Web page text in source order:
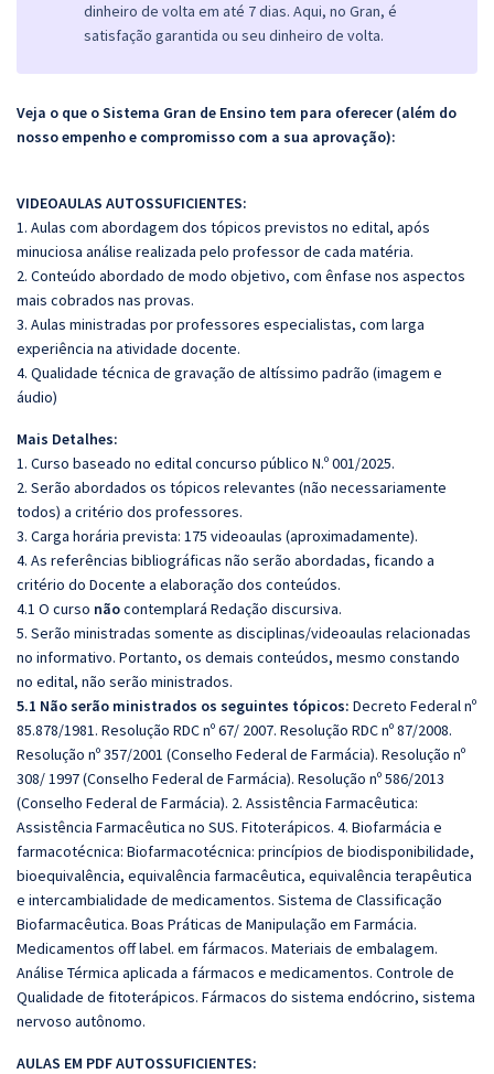
dinheiro de volta em até 7 dias. Aqui, no Gran, é
satisfação garantida ou seu dinheiro de volta.
Veja o que o Sistema Gran de Ensino tem para oferecer (além do
nosso empenho e compromisso com a sua aprovação):
VIDEOAULAS AUTOSSUFICIENTES:
1. Aulas com abordagem dos tópicos previstos no edital, após
minuciosa análise realizada pelo professor de cada matéria.
2. Conteúdo abordado de modo objetivo, com ênfase nos aspectos
mais cobrados nas provas.
3. Aulas ministradas por professores especialistas, com larga
experiência na atividade docente.
4. Qualidade técnica de gravação de altíssimo padrão (imagem e
áudio)
Mais Detalhes:
1. Curso baseado no edital concurso público N.º 001/2025.
2. Serão abordados os tópicos relevantes (não necessariamente
todos) a critério dos professores.
3. Carga horária prevista: 175 videoaulas (aproximadamente).
4. As referências bibliográficas não serão abordadas, ficando a
critério do Docente a elaboração dos conteúdos.
4.1 O curso nãocontemplará Redação discursiva.
5. Serão ministradas somente as disciplinas/videoaulas relacionadas
no informativo. Portanto, os demais conteúdos, mesmo constando
no edital, não serão ministrados.
5.1 Não serão ministrados os seguintes tópicos: Decreto Federal nº
85.878/1981. Resolução RDC nº 67/ 2007. Resolução RDC nº 87/2008.
Resolução nº 357/2001 (Conselho Federal de Farmácia). Resolução nº
308/ 1997 (Conselho Federal de Farmácia). Resolução nº 586/2013
(Conselho Federal de Farmácia). 2. Assistência Farmacêutica:
Assistência Farmacêutica no SUS. Fitoterápicos. 4. Biofarmácia e
farmacotécnica: Biofarmacotécnica: princípios de biodisponibilidade,
bioequivalência, equivalência farmacêutica, equivalência terapêutica
e intercambialidade de medicamentos. Sistema de Classificação
Biofarmacêutica. Boas Práticas de Manipulação em Farmácia.
Medicamentos off label. em fármacos. Materiais de embalagem.
Análise Térmica aplicada a fármacos e medicamentos. Controle de
Qualidade de fitoterápicos. Fármacos do sistema endócrino, sistema
nervoso autônomo.
AULAS EM PDF AUTOSSUFICIENTES: